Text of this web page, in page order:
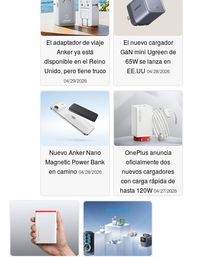
El adaptador de viaje
Anker ya está
disponible en el Reino
Unido, pero tiene truco
04/29/2026
El nuevo cargador
GaN mini Ugreen de
65W se lanza en
EE.UU 04/28/2026
Nuevo Anker Nano
Magnetic Power Bank
en camino 04/28/2026
OnePlus anuncia
oficialmente dos
nuevos cargadores
con carga rápida de
hasta 120W04/27/2026